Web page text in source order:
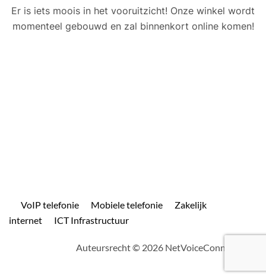
Er is iets moois in het vooruitzicht! Onze winkel wordt
momenteel gebouwd en zal binnenkort online komen!
VoIP telefonie Mobiele telefonie
Zakelijk
internet
ICT Infrastructuur
Auteursrecht © 2026 NetVoiceConnect.com